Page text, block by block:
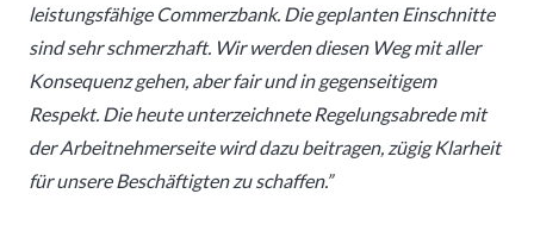
leistungsfähige Commerzbank. Die geplanten Einschnitte
sind sehr schmerzhaft. Wir werden diesen Weg mit aller
Konsequenz gehen, aber fair und in gegenseitigem
Respekt. Die heute unterzeichnete Regelungsabrede mit
der Arbeitnehmerseite wird dazu beitragen, zügig Klarheit
für unsere Beschäftigten zu schaffen.”